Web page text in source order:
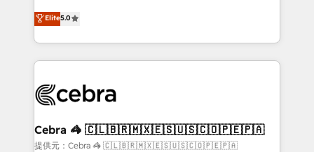
our commitment to data security and compliance. At
OneMetric, we help revenue teams focus on the
house team of certified CRM architects, experts,
developers, designers, and marketers handles all
aspects of your HubSpot. ✨ 400+ global clients ✨
100+ seamless migrations from 15+ different CRMs
implementations, and 5,000+ pages ✨ CS: Clients
CS: 245% organic growth & +751% new visitors for a
full-funnel HubSpot project ✨ CS: 415% conversion
Elite5.0
Cebra 🦓 🇨🇱🇧🇷🇲🇽🇪🇸🇺🇸🇨🇴🇵🇪🇵🇦
提供元：Cebra 🦓 🇨🇱🇧🇷🇲🇽🇪🇸🇺🇸🇨🇴🇵🇪🇵🇦